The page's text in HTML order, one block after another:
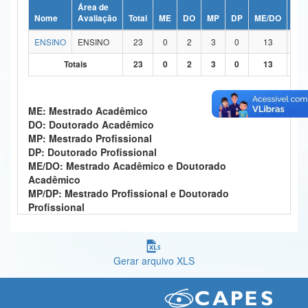
Ministério da Ciência, Tecnologia, Inovações e Comunicações
Ministério do Meio Ambiente
Controladoria-Geral da União
Ministério da Mulher, da Família e dos Direitos Humanos
Secretaria-Geral
Secretaria de Governo
Nome
Área de
Avaliação
Total ME DO MP DP ME/DO
ENSINO
ENSINO 23 0 2 3 0 13
Totais
23 0 2 3 0 13
ME: Mestrado Acadêmico
DO: Doutorado Acadêmico
MP: Mestrado Profissional
DP: Doutorado Profissional
ME/DO: Mestrado Acadêmico e Doutorado
Acadêmico
MP/DP: Mestrado Profissional e Doutorado
Profissional
Gerar arquivo XLS